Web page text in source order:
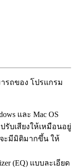
รถของ โปรแกรม
และ Mac OS
รับเสียงให้เหมือนอยู่
ะมีมิติมากขึ้น ให้
(EQ) แบบละเอียด